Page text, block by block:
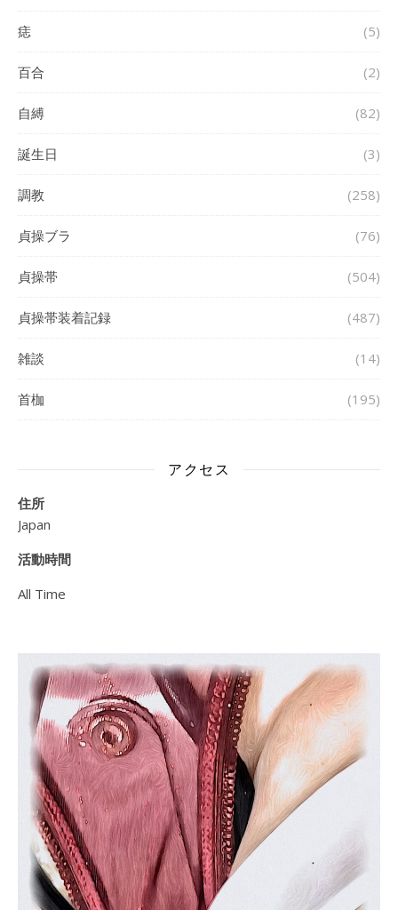
痣 (5)
百合 (2)
自縛 (82)
誕生日 (3)
調教 (258)
貞操ブラ (76)
貞操帯 (504)
貞操帯装着記録 (487)
雑談 (14)
首枷 (195)
アクセス
住所
Japan
活動時間
All Time